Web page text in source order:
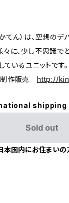
てん）は、空想のデ
に、少し不思議
いるユニットです。
制作販売 http://
shipping
Sold out
本国内にお住まいの